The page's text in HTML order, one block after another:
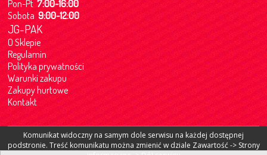
Pon-Pt7:00-16:00
Sobota9:00-12:00
JG-PAK
O Sklepie
Regulamin
Polityka prywatności
Warunki zakupu
Zakupy hurtowe
Kontakt
Komunikat widoczny na samym dole serwisu na każdej dostępnej
podstronie. Treść komunikatu można zmienić w dziale Zawartość -> Strony